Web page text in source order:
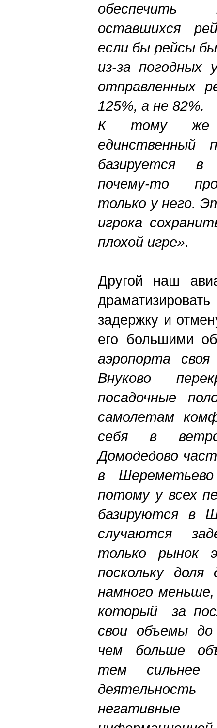
обеспечить
оставшихся
если бы рейсы
из-за погодных
отправленных
125%, а не 82%.
К тому же
единственный
базируется
почему-то
только у него.
игрока
плохой игре».
Другой наш
задержку и
его большими
аэропорта
Внуково
посадочные
самолетам
себя в
Домодедово
в
потому у всех
базируются в
случаются
только рынок
поскольку доля
намного
который за
свои объемы
чем больше
тем